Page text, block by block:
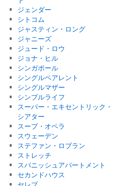
ジェンダー
シトコム
ジャスティン・ロング
ジャニーズ
ジュード・ロウ
ジョナ・ヒル
シンガポール
シングルペアレント
シングルマザー
シンプルライフ
スーパー・エキセントリック・
シアター
スープ・オペラ
スウェーデン
ステファン・ロブラン
ストレッチ
スパニッシュアパートメント
セカンドハウス